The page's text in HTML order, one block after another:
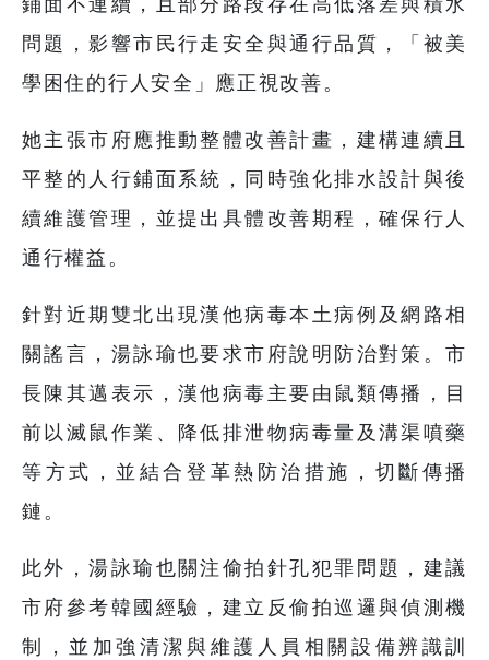
問題，影響市民行走安全與通行品質，「被美
學困住的行人安全」應正視改善。
她主張市府應推動整體改善計畫，建構連續且
平整的人行鋪面系統，同時強化排水設計與後
續維護管理，並提出具體改善期程，確保行人
通行權益。
針對近期雙北出現漢他病毒本土病例及網路相
關謠言，湯詠瑜也要求市府說明防治對策。市
長陳其邁表示，漢他病毒主要由鼠類傳播，目
前以滅鼠作業、降低排泄物病毒量及溝渠噴藥
等方式，並結合登革熱防治措施，切斷傳播
鏈。
此外，湯詠瑜也關注偷拍針孔犯罪問題，建議
市府參考韓國經驗，建立反偷拍巡邏與偵測機
制，並加強清潔與維護人員相關設備辨識訓